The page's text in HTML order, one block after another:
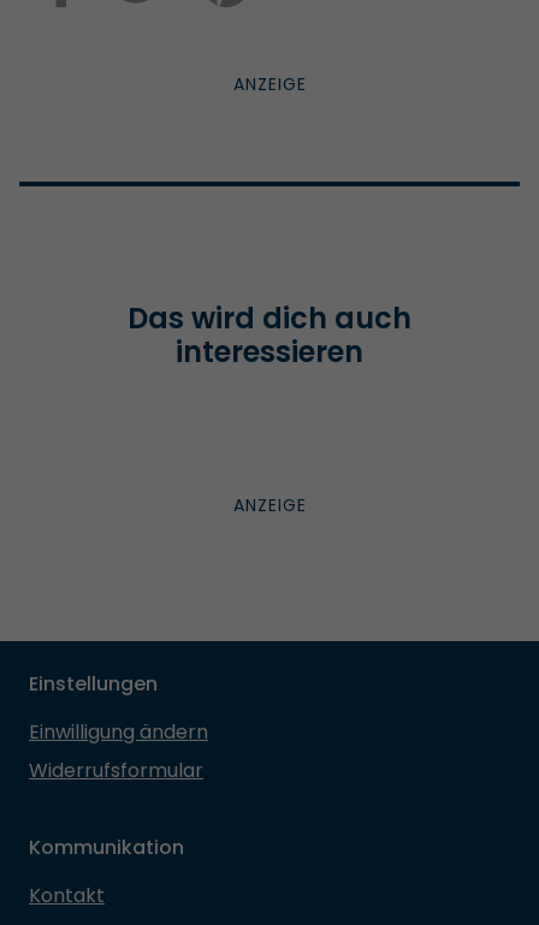
Das wird dich auch
interessieren
Einstellungen
Einwilligung ändern
Widerrufsformular
Kommunikation
Kontakt